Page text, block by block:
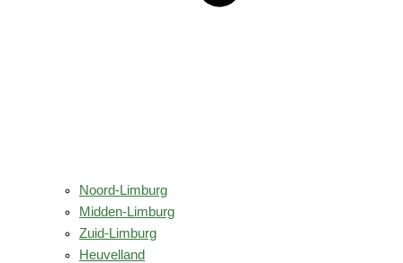
Noord-Limburg
Midden-Limburg
Zuid-Limburg
Heuvelland